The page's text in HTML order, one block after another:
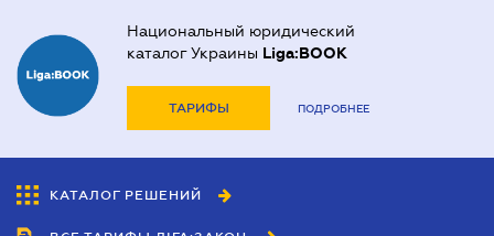
Национальный юридический
каталог Украины Liga:BOOK
ТАРИФЫ ПОДРОБНЕЕ
КАТАЛОГ РЕШЕНИЙ